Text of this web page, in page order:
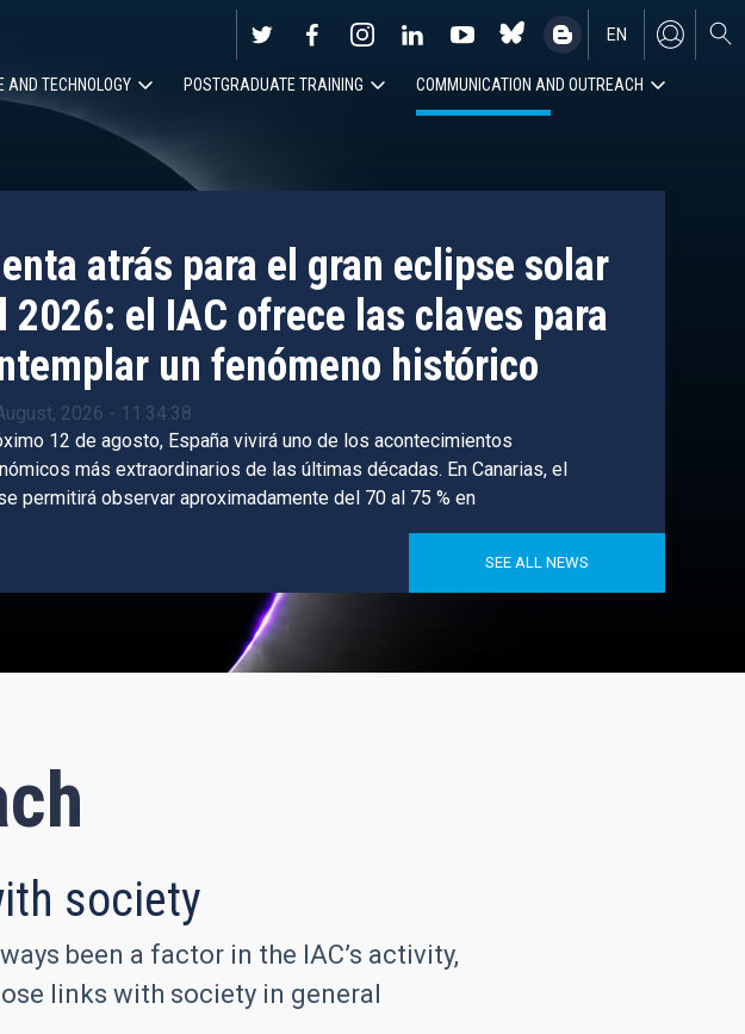
EN
ES
AND TECHNOLOGY POSTGRADUATE TRAINING COMMUNICATION AND OUTREACH
atrás para el gran eclipse solar
2026: el IAC ofrece las claves para
un fenómeno histórico
2026 - 11:34:38
12 de agosto, España vivirá uno de los acontecimientos
más extraordinarios de las últimas décadas. En Canarias, el
permitirá observar aproximadamente del 70 al 75 % en
SEE ALL NEWS
society
been a factor in the IAC’s activity,
links with society in general